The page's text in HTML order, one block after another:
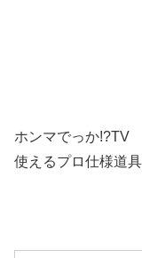
ホンマでっか!?TV
使えるプロ仕様道具